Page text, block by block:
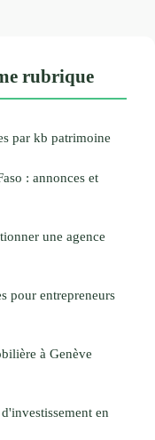
rubrique
par kb patrimoine
: annonces et
une agence
pour entrepreneurs
à Genève
en